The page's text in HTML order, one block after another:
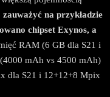
na przykładzie
chipset Exynos, a
RAM (6 GB dla S21 i
mAh vs 4500 mAh)
dla S21 i 12+12+8 Mpix